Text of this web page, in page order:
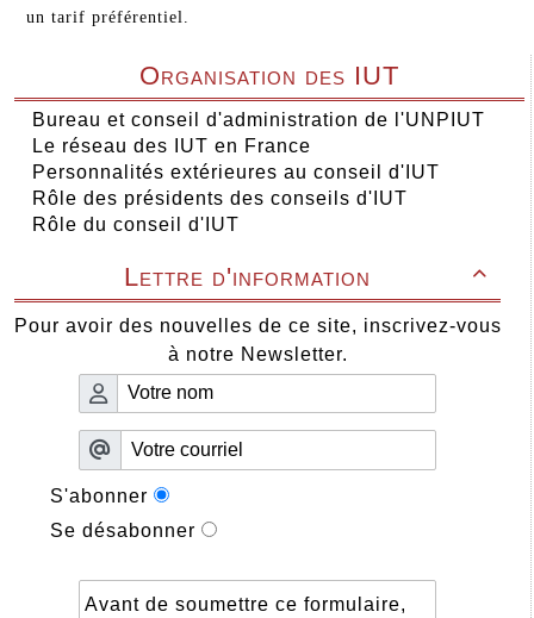
Organisation des IUT
Bureau et conseil d'administration de l'UNPIUT
Le réseau des IUT en France
Personnalités extérieures au conseil d'IUT
Rôle des présidents des conseils d'IUT
Rôle du conseil d'IUT

Lettre d'information
Pour avoir des nouvelles de ce site, inscrivez-vous
à notre Newsletter.
S'abonner
Se désabonner
Avant de soumettre ce formulaire,
un tarif préférentiel.